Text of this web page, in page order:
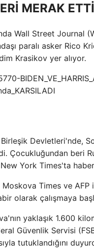
MERAK
Wall Street Journal
paralı asker Rico
Krasikov yer alıyor.
Birleşik
Çocukluğundan beri
York Times'ta
Times ve
olarak çalışmaya
yaklaşık 1.600
Güvenlik Servisi
tutuklandığını